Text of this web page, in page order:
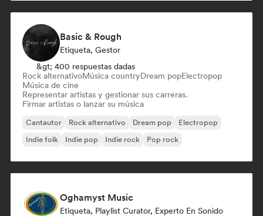
Basic & Rough
Etiqueta, Gestor
&gt; 400 respuestas dadas
Rock alternativoMúsica countryDream popElectropop
Música de cine
Representar artistas y gestionar sus carreras.
Firmar artistas o lanzar su música
Cantautor Rock alternativo Dream pop
Electropop
Indie folk
Indie pop Indie rock Pop rock
Oghamyst Music
Etiqueta, Playlist Curator, Experto En Sonido